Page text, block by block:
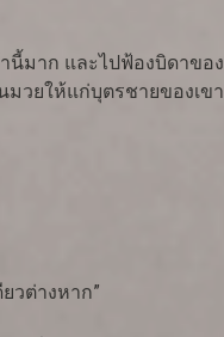
นี้มาก และไปฟ้องบิดาของ
วยให้แก่บุตรชายของเขา
วต่างหาก”